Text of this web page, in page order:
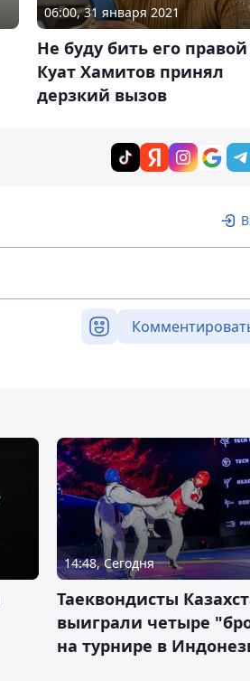
06:00, 31 января 2021
Не буду бить его правой
Куат Хамитов принял
дерзкий вызов
14:48, Сегодня
Таеквондисты
выиграли четыре
на турнире в